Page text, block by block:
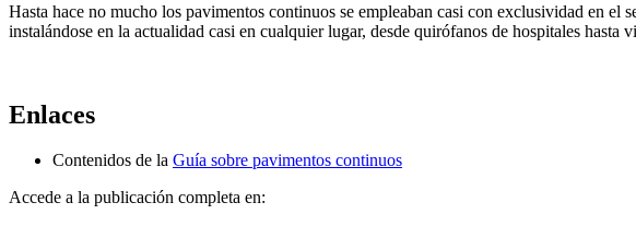
Hasta hace no mucho los pavimentos continuos se empleaban casi con exclusividad en el
instalándose en la actualidad casi en cualquier lugar, desde quirófanos de hospitales hasta
Enlaces
Contenidos de la Guía sobre pavimentos continuos
Accede a la publicación completa en: